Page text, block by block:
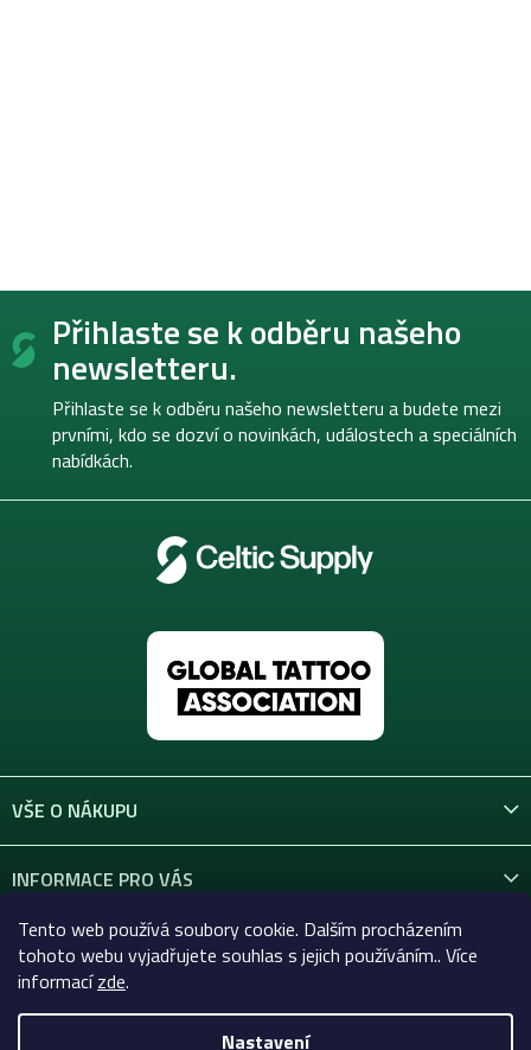
Tento web používá soubory cookie. Dalším procházením
tohoto webu vyjadřujete souhlas s jejich používáním.. Více
informacízde.
Nastavení
Z
Přihlaste se k odběru našeho
newsletteru.
Přihlaste se k odběru našeho newsletteru a budete mezi
prvními, kdo se dozví o novinkách, událostech a speciálních
nabídkách.
VŠE O NÁKUPU
INFORMACE PRO VÁS
KONTAKT